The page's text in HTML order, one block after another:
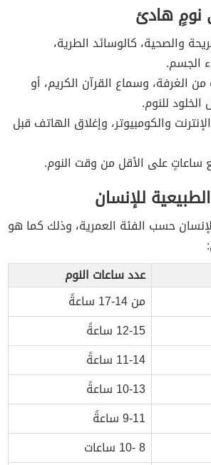
هادئ
والصحية، كالوسائد الطرية،
الجسم.
من الغرفة، وسماع القرآن الكريم، أو
للنوم.
والكومبيوتر، وإغلاق الهاتف قبل
ساعاتٍ على الأقل من وقت النوم.
للإنسان
حسب الفئة العمرية، وذلك كما هو
عدد ساعات النوم
من 14-17 ساعةً
12-15 ساعةً
11-14 ساعةً
10-13 ساعةً
9-11 ساعةً
8 -10 ساعات